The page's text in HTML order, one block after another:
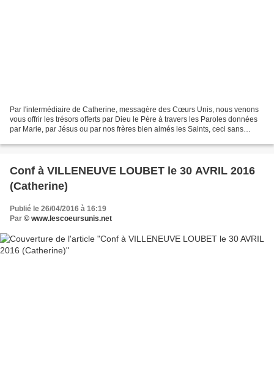
Par l'intermédiaire de Catherine, messagère des Cœurs Unis, nous venons
vous offrir les trésors offerts par Dieu le Père à travers les Paroles données
par Marie, par Jésus ou par nos frères bien aimés les Saints, ceci sans
Conf à VILLENEUVE LOUBET le 30 AVRIL 2016
(Catherine)
Publié le 26/04/2016 à 16:19
Par © www.lescoeursunis.net